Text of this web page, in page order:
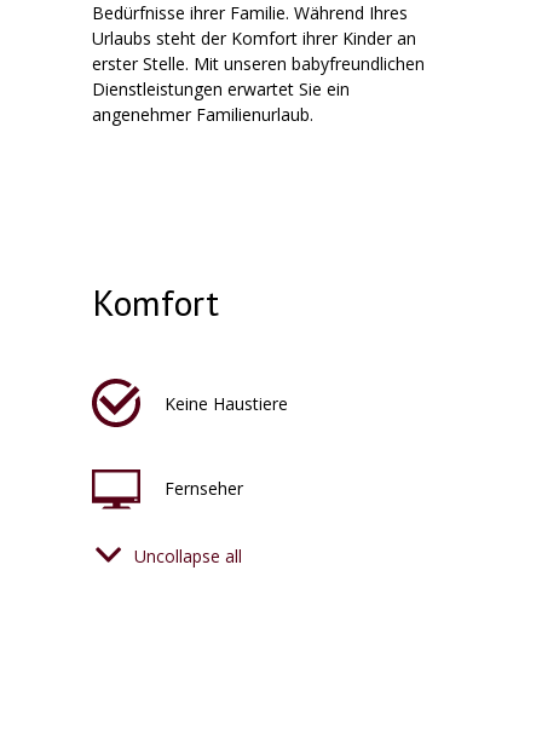
Bedürfnisse ihrer Familie. Während Ihres
Urlaubs steht der Komfort ihrer Kinder an
erster Stelle. Mit unseren babyfreundlichen
Dienstleistungen erwartet Sie ein
angenehmer Familienurlaub.
Komfort
Keine Haustiere
Fernseher
Klimaanlage
Uncollapse all